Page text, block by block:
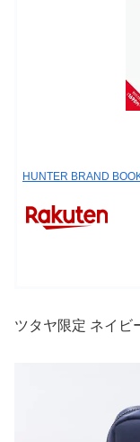
HUNTER BRAND
ツタヤ限定 ネイビ